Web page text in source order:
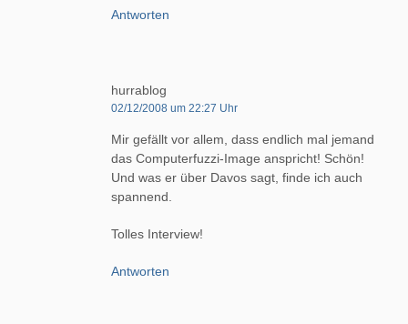
Antworten
hurrablog
02/12/2008 um 22:27 Uhr
Mir gefällt vor allem, dass endlich mal jemand
das Computerfuzzi-Image anspricht! Schön!
Und was er über Davos sagt, finde ich auch
spannend.
Tolles Interview!
Antworten